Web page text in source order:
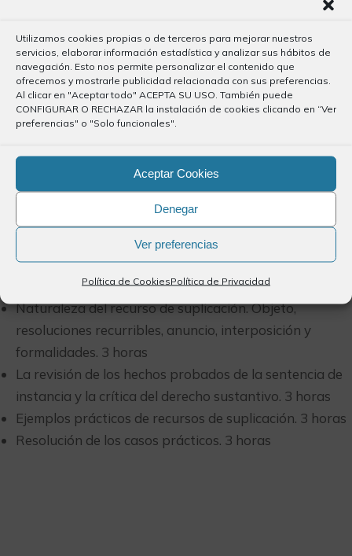
Utilizamos cookies propias o de terceros para mejorar nuestros
servicios, elaborar información estadística y analizar sus hábitos de
navegación. Esto nos permite personalizar el contenido que
ofrecemos y mostrarle publicidad relacionada con sus preferencias.
Al clicar en "Aceptar todo" ACEPTA SU USO. También puede
CONFIGURAR O RECHAZAR la instalación de cookies clicando en “Ver
preferencias" o "Solo funcionales".
Aceptar Cookies
Denegar
Ver preferencias
Política de CookiesPolítica de Privacidad
estrado. La conducta corporal y los gestos en la sala.
Técnicas para superar el temor escénico). (¿6 horas?)
Asistencia a juicios. 3 horas
Casos prácticos de juicios. 3 horas
MÓDULO III: CURSO SOBRE RECURSO DE
La sentencia. Requisitos formales y sustantivos.
Examen de ejemplos de varias sentencias de Juzgados
de lo Social. Entrega de los casos prácticos. 3 horas
Naturaleza del recurso de suplicación. Objeto,
resoluciones recurribles, anuncio, interposición y
formalidades. 3 horas
La revisión de los hechos probados de la sentencia de
instancia y la crítica del derecho sustantivo. 3 horas
Ejemplos prácticos de recursos de suplicación. 3 horas
Resolución de los casos prácticos. 3 horas